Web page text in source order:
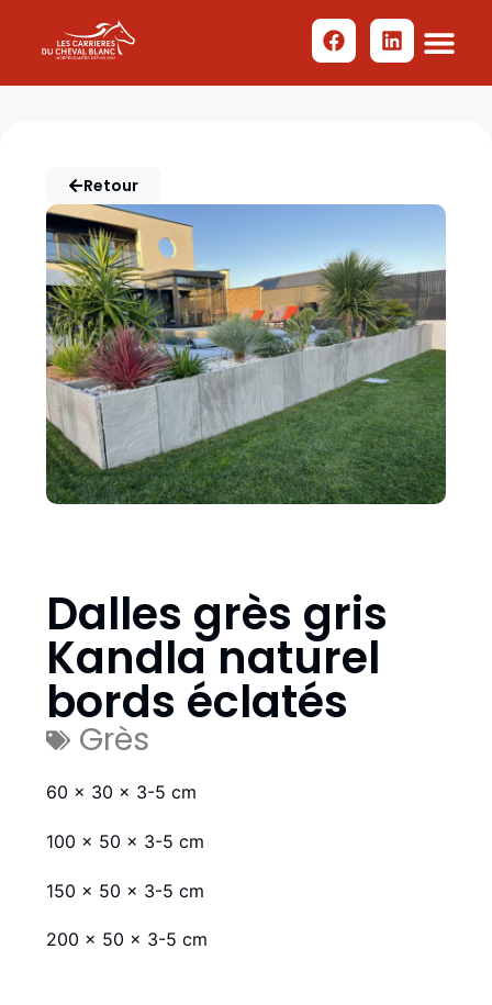
Retour
Dalles grès gris
Kandla naturel
bords éclatés
Grès
60 x 30 x 3-5 cm
100 x 50 x 3-5 cm
150 x 50 x 3-5 cm
200 x 50 x 3-5 cm